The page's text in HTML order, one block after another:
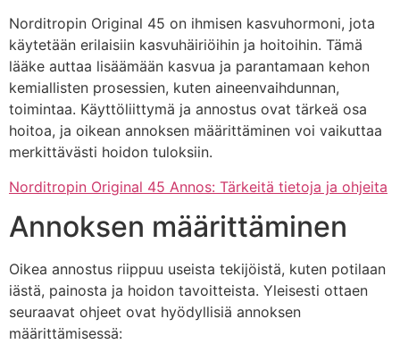
Norditropin Original 45 on ihmisen kasvuhormoni, jota
käytetään erilaisiin kasvuhäiriöihin ja hoitoihin. Tämä
lääke auttaa lisäämään kasvua ja parantamaan kehon
kemiallisten prosessien, kuten aineenvaihdunnan,
toimintaa. Käyttöliittymä ja annostus ovat tärkeä osa
hoitoa, ja oikean annoksen määrittäminen voi vaikuttaa
merkittävästi hoidon tuloksiin.
Norditropin Original 45 Annos: Tärkeitä tietoja ja ohjeita
Annoksen määrittäminen
Oikea annostus riippuu useista tekijöistä, kuten potilaan
iästä, painosta ja hoidon tavoitteista. Yleisesti ottaen
seuraavat ohjeet ovat hyödyllisiä annoksen
määrittämisessä: